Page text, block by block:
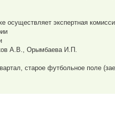
осуществляет экспертная
А.В., Орымбаева И.П.
старое футбольное поле